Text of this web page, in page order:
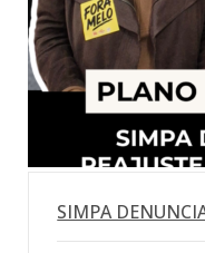
SIMPA